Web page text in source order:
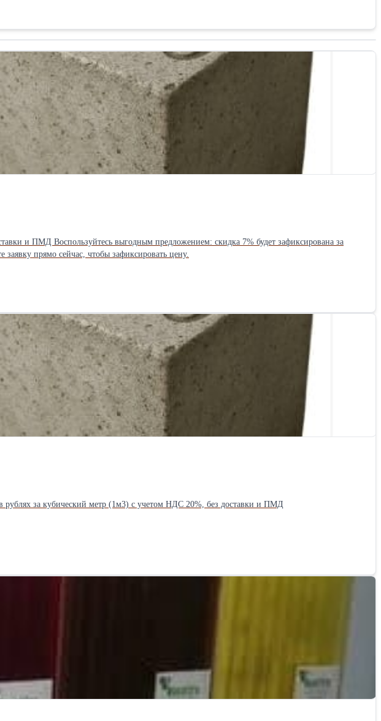
прямо сейчас, чтобы зафиксировать цену.
10 Марка бетона: М150 Гравий: 4 800 гранит: 5 800 Стоимость указана в рублях за кубический метр (1м3) с учетом НДС 20%, без доставки и ПМД